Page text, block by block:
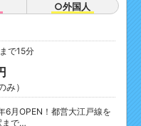
○外国人
で15分
）
月OPEN！都営大江戸線を
まで…